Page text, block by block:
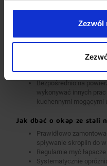
Zezwól
przebarwienia i korozję.
Do czyszczenia należy
przeznaczonych do
Po czyszczeniu należy
Nie wolno stosować
zawierających chlor.
Bezpośrednio na
wykonywać innych
kuchennymi
Jak dbać o okap ze stali
Prawidłowo
spływanie skroplin do
Regularnie myć
Systematycznie